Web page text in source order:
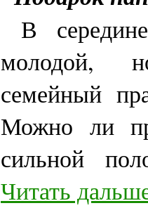
В
молодой,
семейный
Можно ли
сильной
Читать